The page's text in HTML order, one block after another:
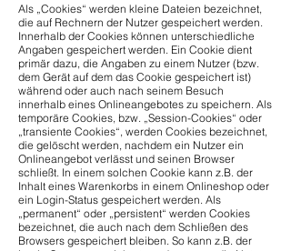
Als „Cookies“ werden kleine Dateien bezeichnet,
die auf Rechnern der Nutzer gespeichert werden.
Innerhalb der Cookies können unterschiedliche
Angaben gespeichert werden. Ein Cookie dient
primär dazu, die Angaben zu einem Nutzer (bzw.
dem Gerät auf dem das Cookie gespeichert ist)
während oder auch nach seinem Besuch
innerhalb eines Onlineangebotes zu speichern. Als
temporäre Cookies, bzw. „Session-Cookies“ oder
„transiente Cookies“, werden Cookies bezeichnet,
die gelöscht werden, nachdem ein Nutzer ein
Onlineangebot verlässt und seinen Browser
schließt. In einem solchen Cookie kann z.B. der
Inhalt eines Warenkorbs in einem Onlineshop oder
ein Login-Status gespeichert werden. Als
„permanent“ oder „persistent“ werden Cookies
bezeichnet, die auch nach dem Schließen des
Browsers gespeichert bleiben. So kann z.B. der